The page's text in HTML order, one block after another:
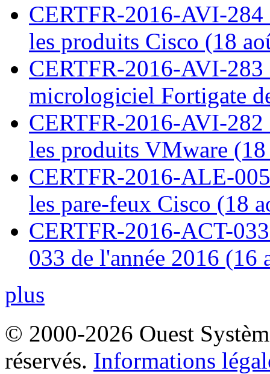
CERTFR-2016-AVI-
les produits Cisco (18
CERTFR-2016-AVI-
micrologiciel Fortigate
CERTFR-2016-AVI-
les produits VMware
CERTFR-2016-ALE-
les pare-feux Cisco (18
CERTFR-2016-ACT-
033 de l'année 2016 (16
plus
© 2000-2026 Ouest
réservés. Informations